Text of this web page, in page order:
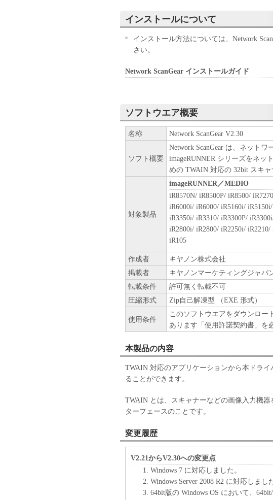
以 上
キヤノン株式会社
インストールについて
インストール方法については、Network
さい。
Network ScanGear インストールガイド
ソフトウエア概要
名称 Network ScanGear V2.30
ソフト概要
Network ScanGear は、ネット
imageRUNNER シリーズをネッ
めの TWAIN 対応の 32bit スキャ
対象製品
imageRUNNER／MEDIO
iR8570N/ iR8500P/ iR8500/
iR6000i/ iR6000/ iR5160i/
iR3350i/ iR3310/ iR3300P/
iR2800i/ iR2800/ iR2250i/
iR105
作成者
キヤノン株式会社
掲載者
キヤノンマーケティングジャパ
転載条件
許可無く転載不可
圧縮形式
Zip自己解凍型 （EXE 形式）
使用条件
このソフトウエアをダウンロー
あります「使用許諾契約書」を
本製品の内容
TWAIN 対応のアプリケーションから本ドラ
ることができます。
TWAIN とは、スキャナーなどの画像入力機
ターフェースのことです。
変更履歴
V2.21からV2.30への変更点
Windows 7 に対応しました。
Windows Server 2008 R2 に対応しまし
64bit版の Windows OS において、